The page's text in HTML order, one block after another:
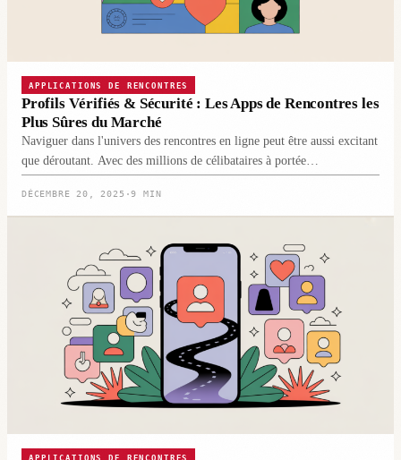
APPLICATIONS DE RENCONTRES
Profils Vérifiés & Sécurité : Les Apps de Rencontres les
Plus Sûres du Marché
Naviguer dans l'univers des rencontres en ligne peut être aussi excitant
que déroutant. Avec des millions de célibataires à portée…
DÉCEMBRE 20, 2025 ·9 MIN
APPLICATIONS DE RENCONTRES